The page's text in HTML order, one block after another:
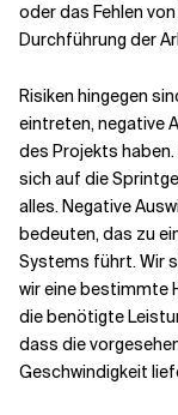
Verwandte Themen
oder das Fehlen
Durchführung der
Risiken hingegen
eintreten, negative
des Projekts
sich auf die
alles. Negative
bedeuten, das zu
Systems führt. Wir
wir eine bestimmte
die benötigte
dass die
Geschwindigkeit